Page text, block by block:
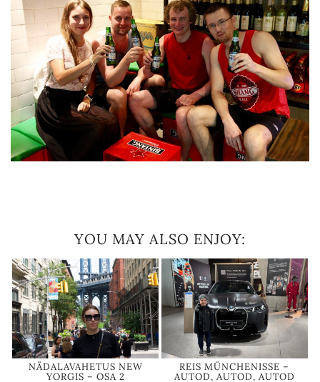
YOU MAY ALSO ENJOY:
NÄDALAVAHETUS NEW
YORGIS – OSA 2
REIS MÜNCHENISSE –
AUTOD, AUTOD, AUTOD